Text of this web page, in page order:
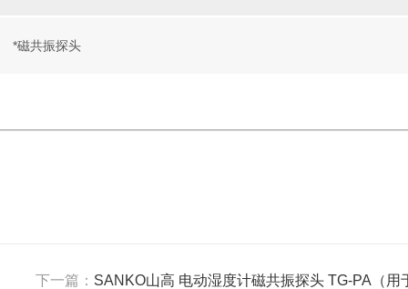
*磁共振探头
下一篇： SANKO山高 电动湿度计磁共振探头 TG-PA（用